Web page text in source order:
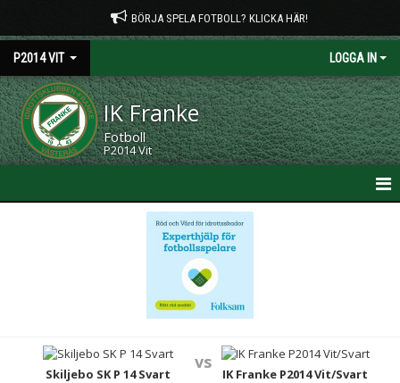
BÖRJA SPELA FOTBOLL? KLICKA HÄR!
P2014 VIT LOGGA IN
IK Franke
Fotboll
P2014 Vit
TRUPPENSkiljebo SK P 14 Svart
vs
IK Franke P2014 Vit/Svart